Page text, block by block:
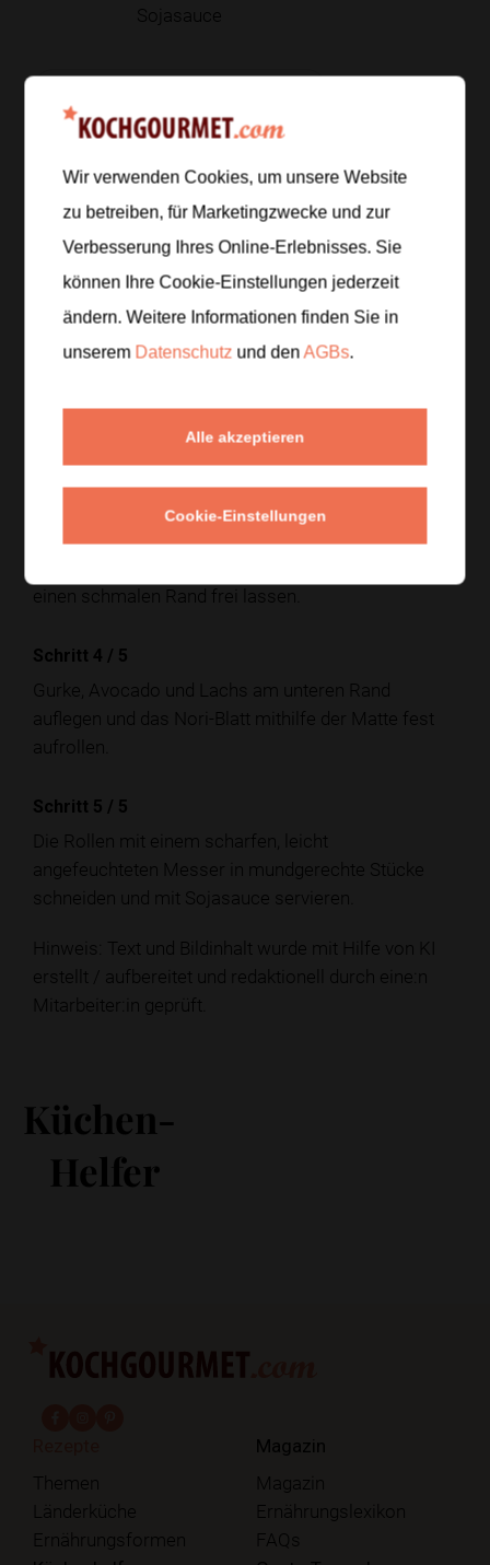
Sojasauce
Zubereitung
Schritt 1/5
Den Sushi-Reis garen und noch warm mit etwas
Reisessig vermengen, dann auskühlen lassen.
Gurke, Avocado und Lachs in lange, dünne Streifen
Ein Nori-Blatt auf eine Bambusmatte legen und den
einen schmalen Rand frei lassen.
Schritt 4 / 5
Gurke, Avocado und Lachs am unteren Rand
auflegen und das Nori-Blatt mithilfe der Matte fest
aufrollen.
Schritt 5 / 5
Die Rollen mit einem scharfen, leicht
angefeuchteten Messer in mundgerechte Stücke
schneiden und mit Sojasauce servieren.
Hinweis: Text und Bildinhalt wurde mit Hilfe von KI
erstellt / aufbereitet und redaktionell durch eine:n
Mitarbeiter:in geprüft.
Küchen-
Helfer
Themen
Länderküche
Ernährungsformen
Magazin
Magazin
Ernährungslexikon
FAQs
Wir verwenden Cookies, um unsere Website
zu betreiben, für Marketingzwecke und zur
Verbesserung Ihres Online-Erlebnisses. Sie
können Ihre Cookie-Einstellungen jederzeit
ändern. Weitere Informationen finden Sie in
unserem Datenschutz und denAGBs.
Alle akzeptieren
Cookie-Einstellungen